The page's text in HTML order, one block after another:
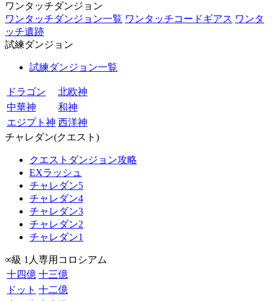
ワンタッチダンジョン
ワンタッチダンジョン一覧 ワンタッチコードギアス ワンタ
ッチ遺跡
試練ダンジョン
試練ダンジョン一覧
ドラゴン
北欧神
中華神
和神
エジプト神 西洋神
チャレダン(クエスト)
クエストダンジョン攻略
EXラッシュ
チャレダン5
チャレダン4
チャレダン3
チャレダン2
チャレダン1
∞級 1人専用コロシアム
十四億 十三億
ドット 十二億